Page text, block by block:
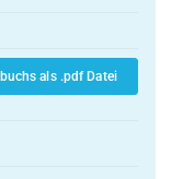
als .pdf Datei